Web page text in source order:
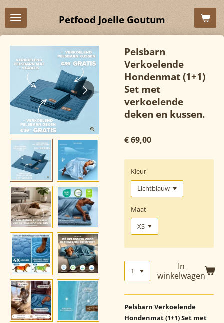
Ga
direct
Petfood Joelle Goutum
Pelsbarn
Verkoelende
Hondenmat (1+1)
Set met
verkoelende
deken en kussen.
€ 69,00
Kleur
Maat
In
winkelwagen
Pelsbarn Verkoelende
Hondenmat (1+1) Set met